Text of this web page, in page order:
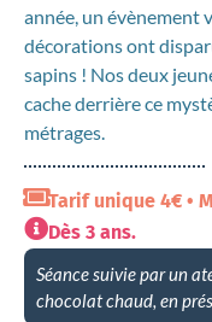
année, un évènement
décorations ont
sapins ! Nos deux
cache derrière ce
métrages.
Tarif unique 4€ •
Dès 3 ans.
Séance suivie par un
chocolat chaud, en